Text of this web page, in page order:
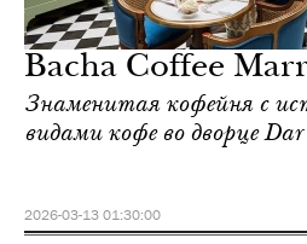
Bacha Coffee
Знаменитая кофейня с
видами кофе во дворце
2026-03-13 01:30:00